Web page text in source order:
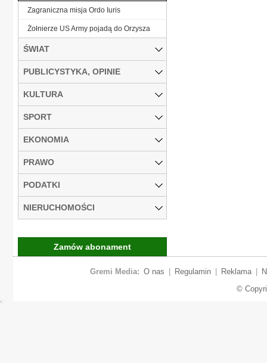
Zagraniczna misja Ordo Iuris
Żołnierze US Army pojadą do Orzysza
ŚWIAT
PUBLICYSTYKA, OPINIE
KULTURA
SPORT
EKONOMIA
PRAWO
PODATKI
NIERUCHOMOŚCI
Zamów abonament
Gremi Media: O nas Regulamin Reklama
©